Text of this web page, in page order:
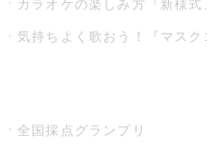
カラオケの楽しみ方『新様式
気持ちよく歌おう！『マスク
全国採点グランプリ